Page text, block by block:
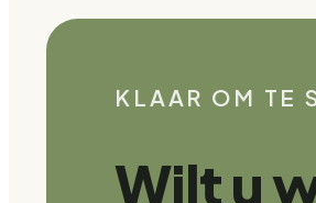
KLAAR OM TE
Wilt u